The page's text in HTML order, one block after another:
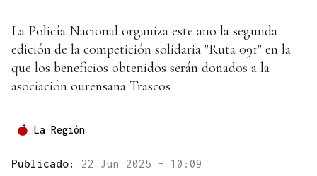
La Policía Nacional organiza este año la segunda
edición de la competición solidaria "Ruta 091" en la
que los beneficios obtenidos serán donados a la
asociación ourensana Trascos
La Región
Publicado: 22 Jun 2025 - 10:09